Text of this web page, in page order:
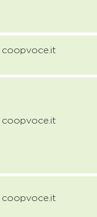
coopvoce.it
coopvoce.it
coopvoce.it